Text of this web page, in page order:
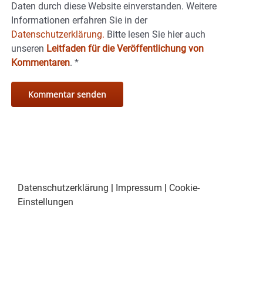
Daten durch diese Website einverstanden. Weitere
Informationen erfahren Sie in der
Datenschutzerklärung. Bitte lesen Sie hier auch
unseren Leitfaden für die Veröffentlichung von
Kommentaren. *
Datenschutzerklärung Impressum
Cookie-
Einstellungen